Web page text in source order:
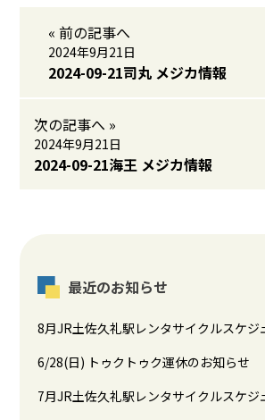
« 前の記事へ
2024年9月21日
2024-09-21司丸 メジカ情報
次の記事へ »
2024年9月21日
2024-09-21海王 メジカ情報
最近のお知らせ
8月JR土佐久礼駅レンタサイクルスケジ
6/28(日) トゥクトゥク運休のお知らせ
7月JR土佐久礼駅レンタサイクルスケジ